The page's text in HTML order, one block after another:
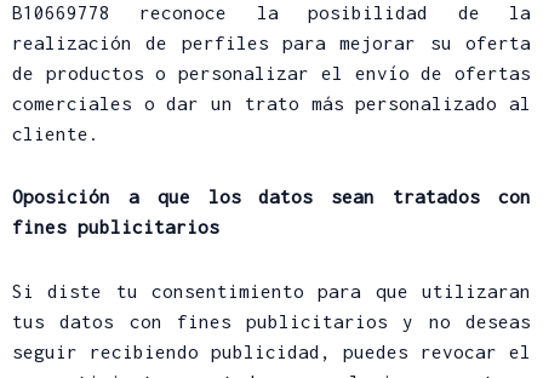
B10669778 reconoce la posibilidad de la
realización de perfiles para mejorar su oferta
de productos o personalizar el envío de ofertas
comerciales o dar un trato más personalizado al
cliente.
Oposición a que los datos sean tratados con
fines publicitarios
Si diste tu consentimiento para que utilizaran
tus datos con fines publicitarios y no deseas
seguir recibiendo publicidad, puedes revocar el